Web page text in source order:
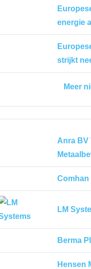
energie
strijkt
Meer
Anra BV
Comhan
LM
Berma
Hensen